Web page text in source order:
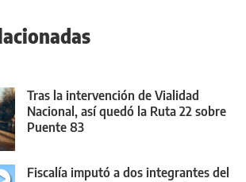
Tras la intervención de Vialidad
Nacional, así quedó la Ruta 22 sobre
Puente 83
Fiscalía imputó a dos integrantes del